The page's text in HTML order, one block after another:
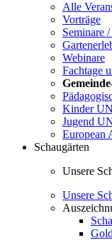
Alle
Vorträge
Seminare
Webinare
Fachtage
Kinder
Jugend
European
Schaugärten
Unsere
Unsere